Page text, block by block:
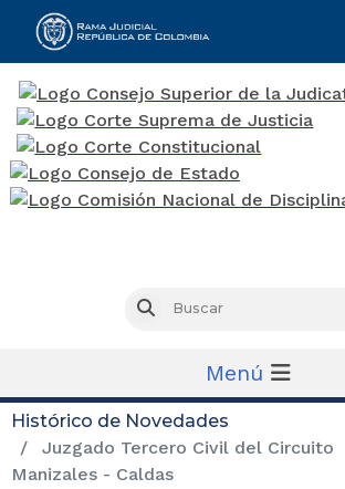
Buscar
Menú
Histórico de Novedades
Juzgado Tercero Civil del Circuito
Manizales - Caldas